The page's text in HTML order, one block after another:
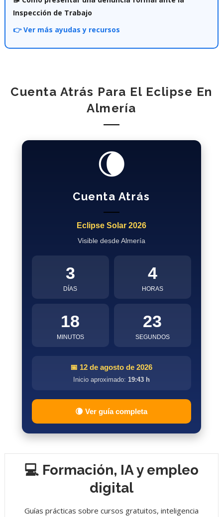
Inspección de Trabajo
👉 Ver más ayudas y recursos
Cuenta Atrás Para El Eclipse En
Almería
🌘
Cuenta Atrás
Eclipse Solar 2026
Visible desde Almería
3
DÍAS
4
HORAS
18
MINUTOS
22
SEGUNDOS
📅 12 de agosto de 2026
Inicio aproximado: 19:43 h
🌘 Ver guía completa
💻 Formación, IA y empleo
digital
Guías prácticas sobre cursos gratuitos, inteligencia